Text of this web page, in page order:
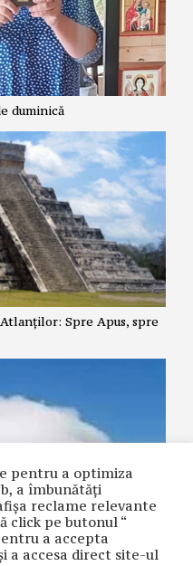
duminică
Spre Apus, spre
Tabor – între cercetarea
pentru a optimiza
a îmbunătăţi
reclame relevante
click pe butonul “
a accepta
a accesa direct site-ul